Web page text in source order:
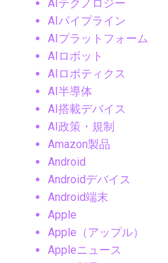
AIテクノロジー
AIパイプライン
AIプラットフォーム
AIロボット
AIロボティクス
AI半導体
AI搭載デバイス
AI政策・規制
Amazon製品
Android
Androidデバイス
Android端末
Apple
Apple（アップル）
Appleニュース